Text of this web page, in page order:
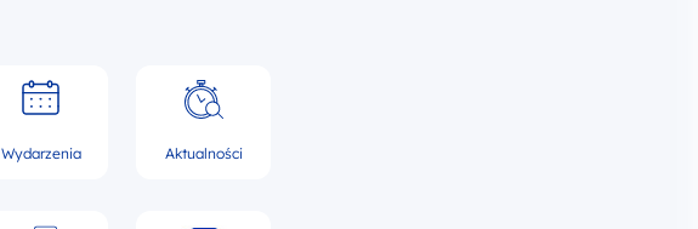
Wydarzenia Aktualności